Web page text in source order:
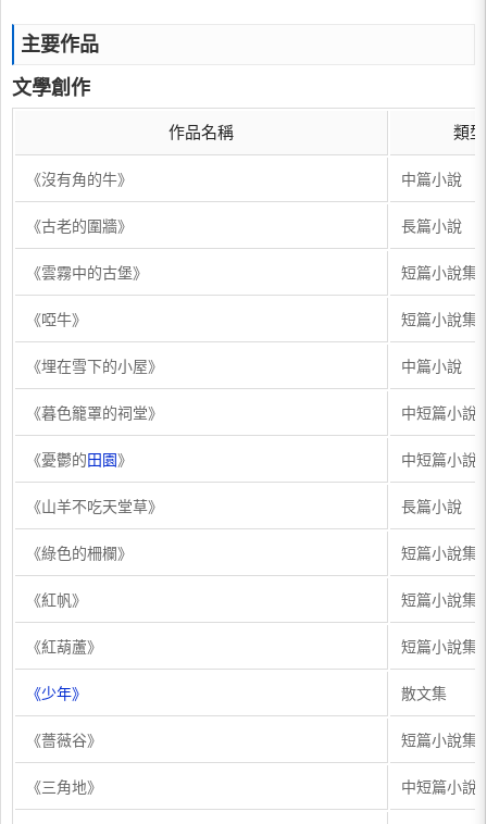
主要作品
文學創作
作品名稱 類型
《沒有角的牛》 中篇小說
《古老的圍牆》 長篇小說
《雲霧中的古堡》 短篇小說集
《啞牛》 短篇小說集
《埋在雪下的小屋》 中篇小說
《暮色籠罩的祠堂》 中短篇小說
《憂鬱的田園》 中短篇小說
《山羊不吃天堂草》 長篇小說
《綠色的柵欄》 短篇小說集
《紅帆》 短篇小說集
《紅葫蘆》 短篇小說集
《少年》 散文集
《薔薇谷》 短篇小說集
《三角地》 中短篇小說